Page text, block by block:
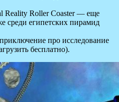
Reality Roller Coaster — еще
среди египетских пирамид
про исследование
бесплатно).